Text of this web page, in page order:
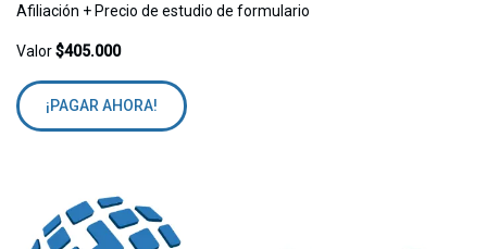
Afiliación + Precio de estudio de formulario
Valor$405.000
¡PAGAR AHORA!